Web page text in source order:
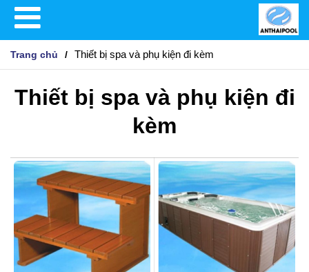
Trang chủ Thiết bị spa và phụ kiện đi kèm
Thiết bị spa và phụ kiện đi
kèm